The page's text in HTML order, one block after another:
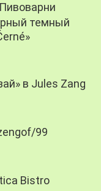
темный
в Jules Zang
99
Bistro